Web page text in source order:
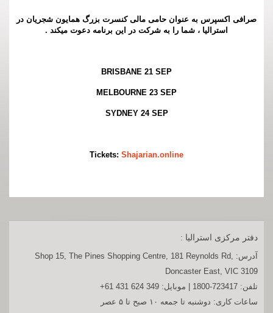
صرافی اکسپرس به عنوان حامی مالی کنسرت بزرگ همایون شجریان در
استرالیا ، شما را به شرکت در این برنامه دعوت میکند .
BRISBANE 21 SEP
MELBOURNE 23 SEP
SYDNEY 24 SEP
Tickets: Shajarian.online
دفتر مرکزی استرالیا :
آدرس: Shop 15, The Pines Shopping Centre, 181 Reynolds Rd,
Doncaster East, VIC 3109
تلفن: 1800-723417 | موبایل: +61 431 624 349
ساعات کاری: دوشنبه تا جمعه ۱۰ صبح تا ۵ عصر